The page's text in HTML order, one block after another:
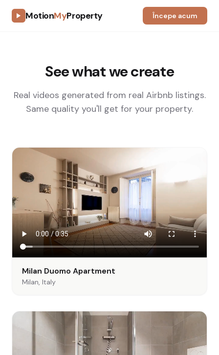
MotionMyProperty Începe acum
See what we create
Real videos generated from real Airbnb listings.
Same quality you'll get for your property.
Milan Duomo Apartment
Milan, Italy